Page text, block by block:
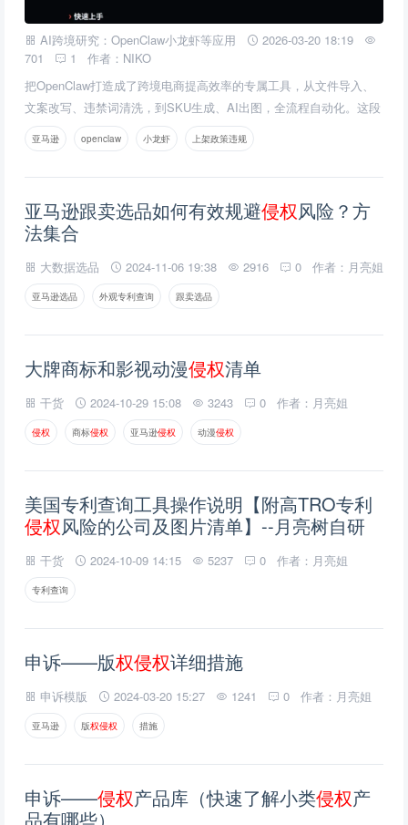
AI跨境研究：OpenClaw小龙虾等应用
2026-03-20 18:19
701
1
作者：NIKO
把OpenClaw打造成了跨境电商提高效率的专属工具，从文件导入、
文案改写、违禁词清洗，到SKU生成、AI出图，全流程自动化。这段
时间自己实操下来，确实能省下不少精力，今天就聊聊这套openclaw
是如何实现和使用的。
亚马逊 openclaw 小龙虾 上架政策违规
亚马逊跟卖选品如何有效规避侵权风险？方
法集合
大数据选品 2024-11-06 19:38 2916 0 作者：月亮姐
亚马逊选品 外观专利查询 跟卖选品
大牌商标和影视动漫侵权清单
干货 2024-10-29 15:08 3243 0 作者：月亮姐
侵权 商标侵权 亚马逊侵权 动漫侵权
美国专利查询工具操作说明【附高TRO专利
侵权风险的公司及图片清单】--月亮树自研
干货 2024-10-09 14:15 5237 0 作者：月亮姐
专利查询
申诉——版权侵权详细措施
申诉模版 2024-03-20 15:27 1241 0 作者：月亮姐
亚马逊 版权侵权 措施
申诉——侵权产品库（快速了解小类侵权产
品有哪些）